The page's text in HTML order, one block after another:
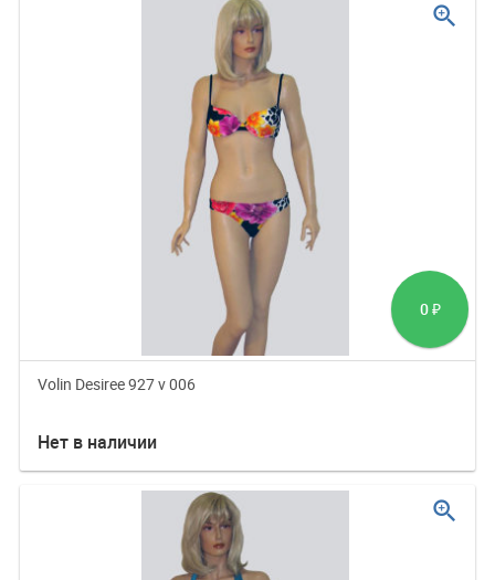
0 ₽
Volin Desiree 927 v 006
Нет в наличии
zoom_in
zoom_in